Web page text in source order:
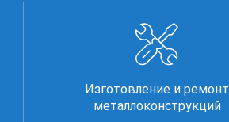
Изготовление и ремонт
металлоконструкций